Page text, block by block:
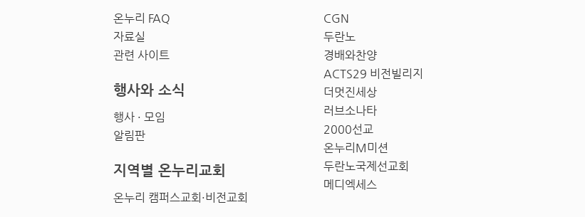
온누리 FAQ
자료실
관련 사이트
CGN
두란노
경배와찬양
ACTS29 비전빌리지
더멋진세상
러브소나타
2000선교
온누리M미션
두란노국제선교회
메디엑세스
행사와 소식
행사 · 모임
알림판
지역별 온누리교회
온누리 캠퍼스교회·비전교회